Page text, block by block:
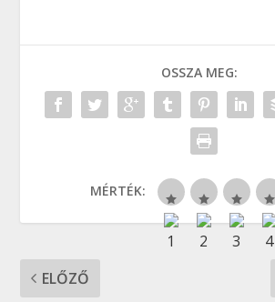
OSSZA MEG:
MÉRTÉK:
ELŐZŐ